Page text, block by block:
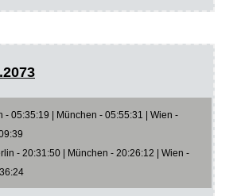
- 05:35:19 | München - 05:55:31 | Wien -
- 20:31:50 | München - 20:26:12 | Wien -